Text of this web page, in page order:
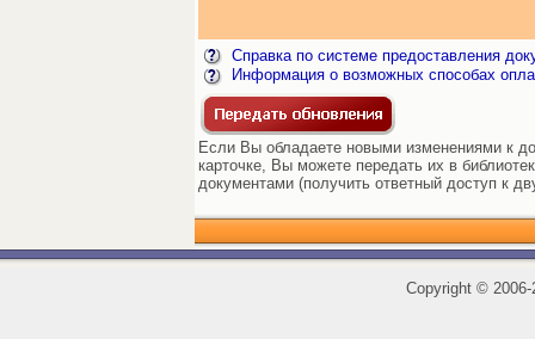
Справка по системе предоставления
Информация о возможных способах
Если Вы обладаете новыми изменениями к
карточке, Вы можете передать их в
документами (получить ответный доступ к
Copyright ©